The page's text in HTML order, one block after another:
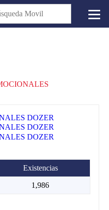
Existencias
1,986